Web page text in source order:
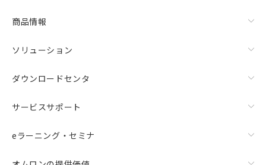
商品情報
ソリューション
ダウンロードセンタ
サービスサポート
eラーニング・セミナ